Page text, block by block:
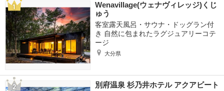
Wenavillage(ウェナヴィレッジ)くじ
ゅう
客室露天風呂・サウナ・ドッグラン付
き 自然に包まれたラグジュアリーコテ
ージ
大分県
別府温泉 杉乃井ホテル アクアビート